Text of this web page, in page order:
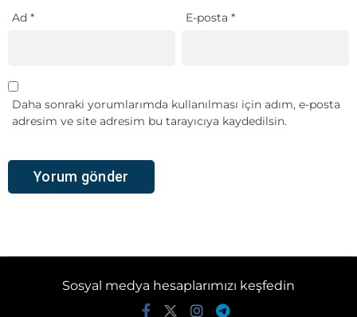
Ad * E-posta*
Daha sonraki yorumlarımda kullanılması için adım, e-posta
adresim ve site adresim bu tarayıcıya kaydedilsin.
Sosyal medya hesaplarımızı keşfedin